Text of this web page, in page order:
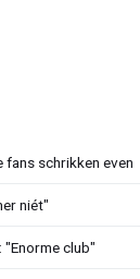
schrikken even
niét"
club"